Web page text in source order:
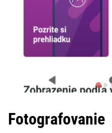
Fotografovanie